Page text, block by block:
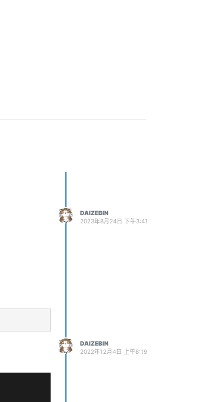
DAIZEBIN
2023年8月24日 下午3:41
DAIZEBIN
2022年12月4日 上午8:19